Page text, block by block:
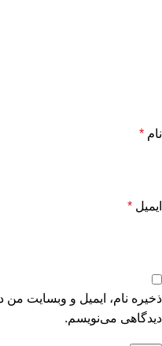
نام *
ایمیل *
ذخیره نام، ایمیل و وبسایت من
دیدگاهی می‌نویسم.